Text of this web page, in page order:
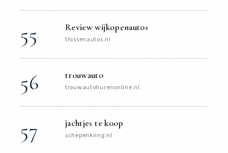
55 Review wijkopenautos
thissenautos.nl
56 trouwauto
trouwautohurenonline.nl
57 jachtjes te koop
schepenkring.nl